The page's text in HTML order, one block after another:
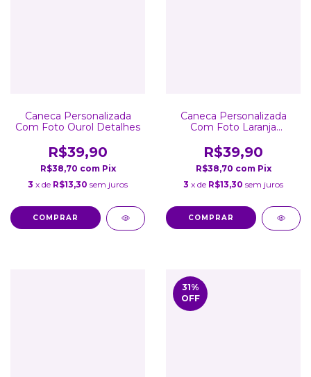
Caneca Personalizada
Com Foto Ourol Detalhes
R$39,90
R$38,70 com Pix
3 x de R$13,30 sem juros
COMPRAR
Caneca Personalizada
Com Foto Laranja
R$39,90
R$38,70 com Pix
3 x de R$13,30 sem juros
COMPRAR
31%
OFF